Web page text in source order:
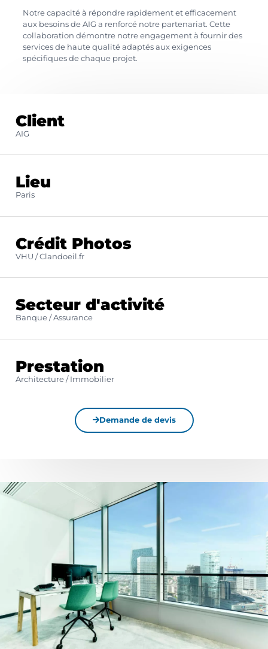
Notre capacité à répondre rapidement et efficacement
aux besoins de AIG a renforcé notre partenariat. Cette
collaboration démontre notre engagement à fournir des
services de haute qualité adaptés aux exigences
spécifiques de chaque projet.
Client
AIG
Lieu
Paris
Crédit Photos
VHU / Clandoeil.fr
Secteur d'activité
Banque / Assurance
Prestation
Architecture / Immobilier
Demande de devis